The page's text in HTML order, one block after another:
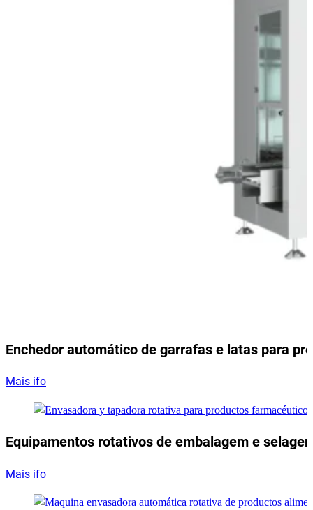
Enchedor automático de garrafas e latas para
Mais ifo
Equipamentos rotativos de embalagem e
Mais ifo